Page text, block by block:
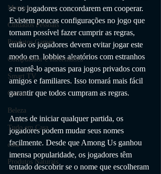
Monitor
Cuidados Pessoais
Produtos Gamer
Computador e Informática
Smart TV
Cursos
Beleza
Tudo em Casa
casa
Produtos Naturais
se os jogadores concordarem em cooperar.
Existem poucas configurações no jogo que
tornam possível fazer cumprir as regras,
então os jogadores devem evitar jogar este
modo em  lobbies aleatórios com estranhos
e mantê-lo apenas para jogos privados com
amigos e familiares. Isso tornará mais fácil
garantir que todos cumpram as regras.
Antes de iniciar qualquer partida, os
jogadores podem mudar seus nomes
facilmente. Desde que Among Us ganhou
imensa popularidade, os jogadores têm
tentado descobrir se o nome que escolheram